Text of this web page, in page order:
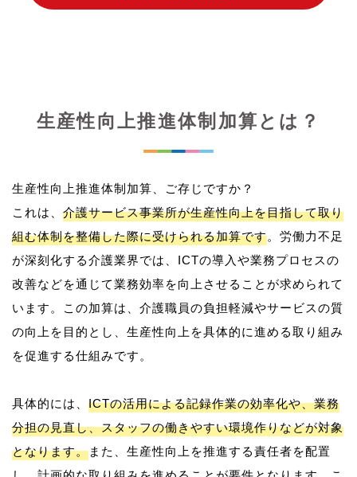
生産性向上推進体制加算とは？
生産性向上推進体制加算、ご存じですか？
これは、 介護サービス事業所が生産性向上を目指して取り
組む体制を整備した際に受けられる加算です。労働力不足
が深刻化する介護業界では、ICTの導入や業務プロセスの
改善などを通じて業務効率を向上させることが求められて
います。この加算は、介護職員の負担軽減やサービスの質
の向上を目的とし、生産性向上を具体的に進める取り組み
を促進する仕組みです。
具体的には、 ICTの活用による記録作業の効率化や、業務
分担の見直し、スタッフの働きやすい環境作りなどが対象
となります。また、生産性向上を推進する責任者を配置